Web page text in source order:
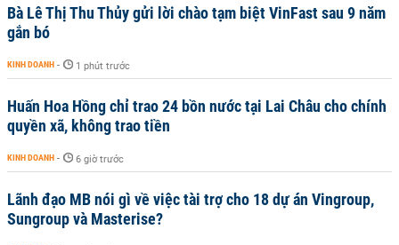
Bà Lê Thị Thu Thủy gửi lời chào tạm biệt VinFast sau 9 năm
gắn bó
KINH DOANH - 1 phút trước
Huấn Hoa Hồng chỉ trao 24 bồn nước tại Lai Châu cho chính
quyền xã, không trao tiền
KINH DOANH - 6 giờ trước
Lãnh đạo MB nói gì về việc tài trợ cho 18 dự án Vingroup,
Sungroup và Masterise?